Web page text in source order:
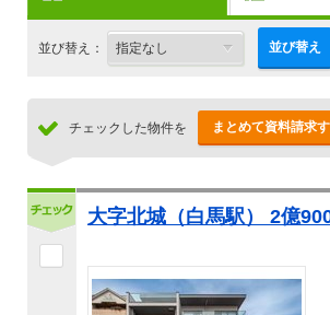
並び替え： 並び替え
チェックした物件を まとめて資料請求
大字北城（白馬駅） 2億